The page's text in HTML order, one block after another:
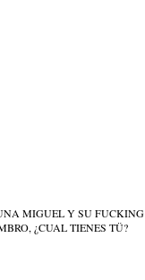
MIGUEL Y SU FUCKING
¿CUAL TIENES TÜ?